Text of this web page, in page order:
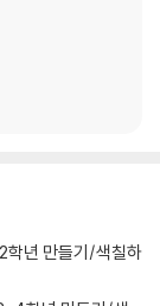
학년 만들기/색칠하